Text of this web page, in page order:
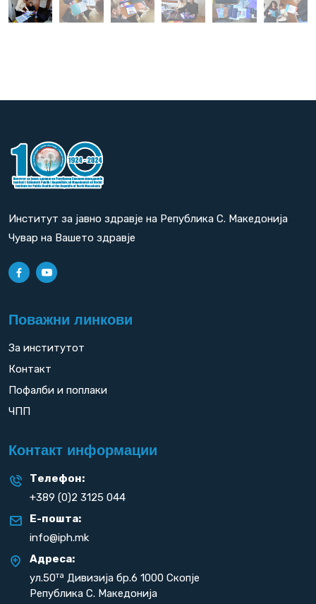
Институт за јавно здравје на Република С. Македонија
Чувар на Вашето здравје
Поважни линкови
За институтот
Контакт
Пофалби и поплаки
ЧПП
Контакт информации
Телефон:
+389 (0)2 3125 044
Е-пошта:
info@iph.mk
Адреса:
ул.50та Дивизија бр.6 1000 Скопје
Република С. Македонија